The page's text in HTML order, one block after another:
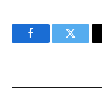
FacebookTwitter